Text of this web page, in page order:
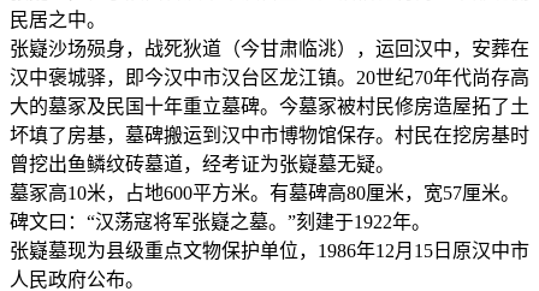
民居之中。
张嶷沙场殒身，战死狄道（今甘肃临洮），运回汉中，安葬在
汉中褒城驿，即今汉中市汉台区龙江镇。20世纪70年代尚存高
大的墓冢及民国十年重立墓碑。今墓冢被村民修房造屋拓了土
坏填了房基，墓碑搬运到汉中市博物馆保存。村民在挖房基时
曾挖出鱼鳞纹砖墓道，经考证为张嶷墓无疑。
墓冢高10米，占地600平方米。有墓碑高80厘米，宽57厘米。
碑文曰：“汉荡寇将军张嶷之墓。”刻建于1922年。
张嶷墓现为县级重点文物保护单位，1986年12月15日原汉中市
人民政府公布。